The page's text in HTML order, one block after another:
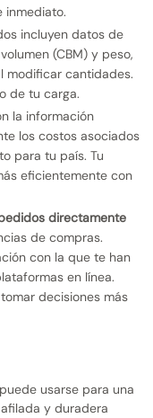
inmediato.
incluyen datos de
(CBM) y peso,
modificar cantidades.
de tu carga.
la información
los costos asociados
para tu país. Tu
eficientemente con
directamente
de compras.
con la que te han
en línea.
decisiones más
usarse para una
y duradera